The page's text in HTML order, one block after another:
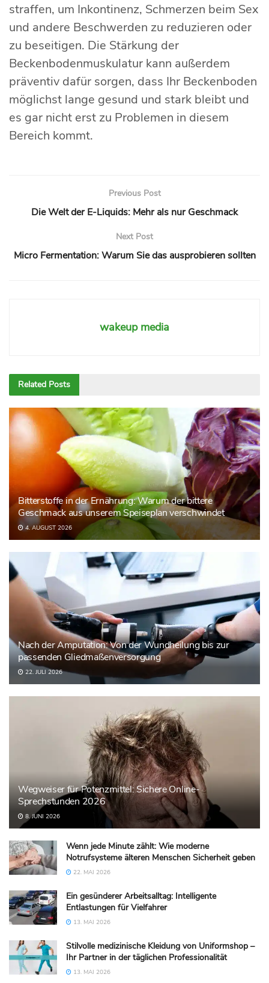
straffen, um Inkontinenz, Schmerzen beim Sex
und andere Beschwerden zu reduzieren oder
zu beseitigen. Die Stärkung der
Beckenbodenmuskulatur kann außerdem
präventiv dafür sorgen, dass Ihr Beckenboden
möglichst lange gesund und stark bleibt und
es gar nicht erst zu Problemen in diesem
Bereich kommt.
Previous Post
Die Welt der E-Liquids: Mehr als nur Geschmack
Next Post
Micro Fermentation: Warum Sie das ausprobieren sollten
wakeup media
Related Posts
Bitterstoffe in der Ernährung: Warum der bittere
Geschmack aus unserem Speiseplan verschwindet
4. AUGUST 2026
Nach der Amputation: Von der Wundheilung bis zur
passenden Gliedmaßenversorgung
22. JULI 2026
Wegweiser für Potenzmittel: Sichere Online-
Sprechstunden 2026
8. JUNI 2026
Wenn jede Minute zählt: Wie moderne
Notrufsysteme älteren Menschen Sicherheit geben
22. MAI 2026
Ein gesünderer Arbeitsalltag: Intelligente
Entlastungen für Vielfahrer
13. MAI 2026
Stilvolle medizinische Kleidung von Uniformshop –
Ihr Partner in der täglichen Professionalität
13. MAI 2026